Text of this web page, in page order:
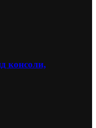
консоли,